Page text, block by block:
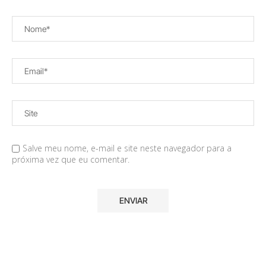
Salve meu nome, e-mail e site neste navegador para a
próxima vez que eu comentar.